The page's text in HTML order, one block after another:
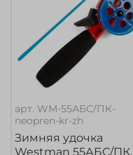
арт. WM-55АБС/ПК-
neopren-kr-zh
Зимняя удочка
Westman 55АБС/ПК,